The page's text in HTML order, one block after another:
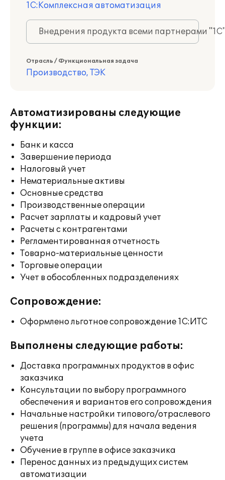
1С:Комплексная автоматизация
Внедрения продукта всеми партнерами
Отрасль / Функциональная задача
Производство, ТЭК
Автоматизированы следующие
функции:
Банк и касса
Завершение периода
Налоговый учет
Нематериальные активы
Основные средства
Производственные операции
Расчет зарплаты и кадровый учет
Расчеты с контрагентами
Регламентированная отчетность
Товарно-материальные ценности
Торговые операции
Учет в обособленных подразделениях
Сопровождение:
Оформлено льготное сопровождение 1С:ИТС
Выполнены следующие работы:
Доставка программных продуктов в офис
заказчика
Консультации по выбору программного
обеспечения и вариантов его сопровождения
Начальные настройки типового/отраслевого
решения (программы) для начала ведения
учета
Обучение в группе в офисе заказчика
Перенос данных из предыдущих систем
автоматизации